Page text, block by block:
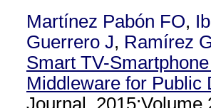
Martínez Pabón FO,
Guerrero J, Ramírez
Smart TV-
Middleware for Public
Journal. 2015;Volume